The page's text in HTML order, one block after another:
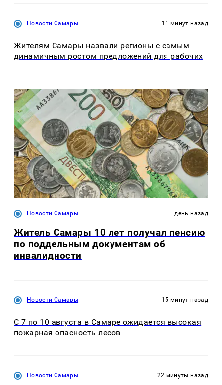
Новости Самары 11 минут назад
Жителям Самары назвали регионы с самым
динамичным ростом предложений для рабочих
Новости Самары день назад
Житель Самары 10 лет получал пенсию
по поддельным документам об
инвалидности
Новости Самары 15 минут назад
С 7 по 10 августа в Самаре ожидается высокая
пожарная опасность лесов
Новости Самары 22 минуты назад